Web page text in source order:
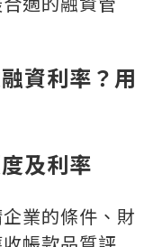
適的融資管
資利率？用
及利率
業的條件、財